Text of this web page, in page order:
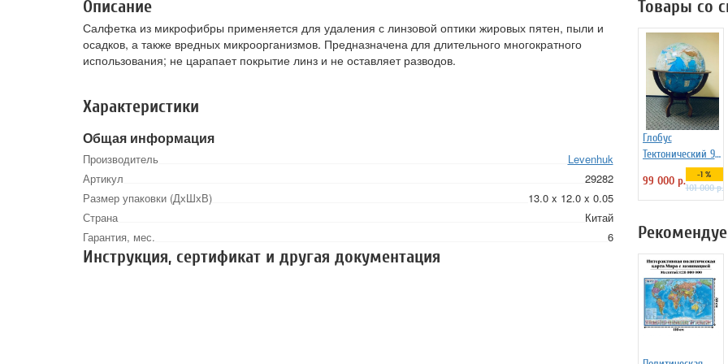
Описание
Салфетка из микрофибры применяется для удаления с линзовой оптики жировых пятен, пыли и
осадков, а также вредных микроорганизмов. Предназначена для длительного многократного
использования; не царапает покрытие линз и не оставляет разводов.
Характеристики
Общая информация
Производитель
Levenhuk
Артикул
29282
Размер упаковки (ДхШхВ)
13.0 x 12.0 x 0.05
Страна
Китай
Гарантия, мес.
6
Инструкция, сертификат и другая документация
Товары со
Глобус
Тектонический 95
см, подставка
деревянная на
ножках
99 000 р. -1 %
101 000 р.